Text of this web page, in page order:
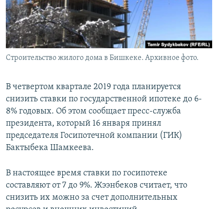
Строительство жилого дома в Бишкеке. Архивное фото.
В четвертом квартале 2019 года планируется
снизить ставки по государственной ипотеке до 6-
8% годовых. Об этом сообщает пресс-служба
президента, который 16 января принял
председателя Госипотечной компании (ГИК)
Бактыбека Шамкеева.
В настоящее время ставки по госипотеке
составляют от 7 до 9%. Жээнбеков считает, что
снизить их можно за счет дополнительных